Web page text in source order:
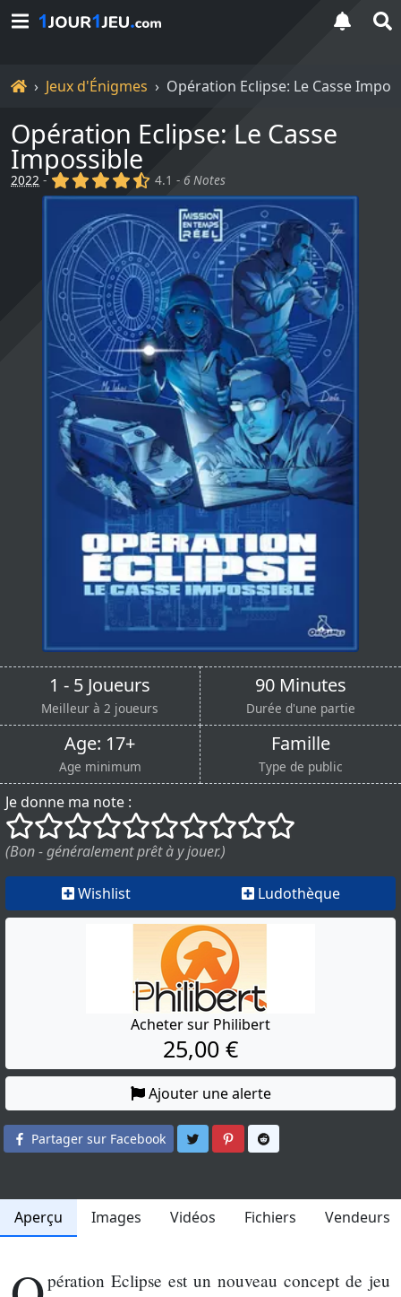
Accueil
Jeux d'Énigmes Opération Eclipse: Le Casse
Opération Eclipse: Le Casse
Impossible
2022 - (x) (x) (x) (x) (,)
4.1 - 6 Notes
1 - 5 Joueurs
Meilleur à 2 joueurs
90 Minutes
Durée d'une partie
Age: 17+
Age minimum
Famille
Type de public
Je donne ma note :
()
() () () () () () () ()
()
(Bon - généralement prêt à y jouer.)
Wishlist Ludothèque
Acheter sur Philibert
25,00 €
Ajouter une alerte
Partager sur Facebook Partager sur Twitter
Partager sur Pinterest
Aperçu Images Vidéos Fichiers Vendeurs
pération Eclipse est un nouveau concept de jeu